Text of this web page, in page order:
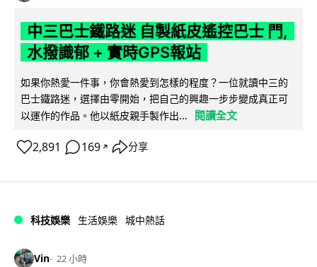
中三巴士鐵路迷 自製紙皮遙控巴士 門,
水撥識郁 + 實時GPS報站
如果你熱愛一件事，你會熱愛到怎樣的程度？一位就讀中三的
巴士鐵路迷，選擇由零開始，把自己的興趣一步步變成真正可
以運作的作品。他以紙皮親手製作出...
閱讀全文
2,891 169 ↗ 分享
科技娛樂 生活娛樂 城中熱話
Vin 22 小時